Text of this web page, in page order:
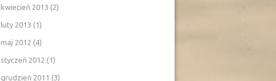
kwiecień 2013 (2)
luty 2013 (1)
maj 2012 (4)
styczeń 2012 (1)
grudzień 2011 (3)